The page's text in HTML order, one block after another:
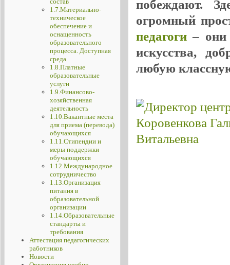
1.7.Материально-
техническое
обеспечение и
оснащенность
образовательного
процесса. Доступная
среда
1.8.Платные
образовательные
услуги
1.9.Финансово-
хозяйственная
деятельность
1.10.Вакантные места
для приема (перевода)
обучающихся
1.11.Стипендии и
меры поддержки
обучающихся
1.12.Международное
сотрудничество
1.13.Организация
питания в
образовательной
организации
1.14.Образовательные
стандарты и
требования
Аттестация педагогических
работников
Новости
побеждают.
огромный
педагоги– они
искусства,
любую